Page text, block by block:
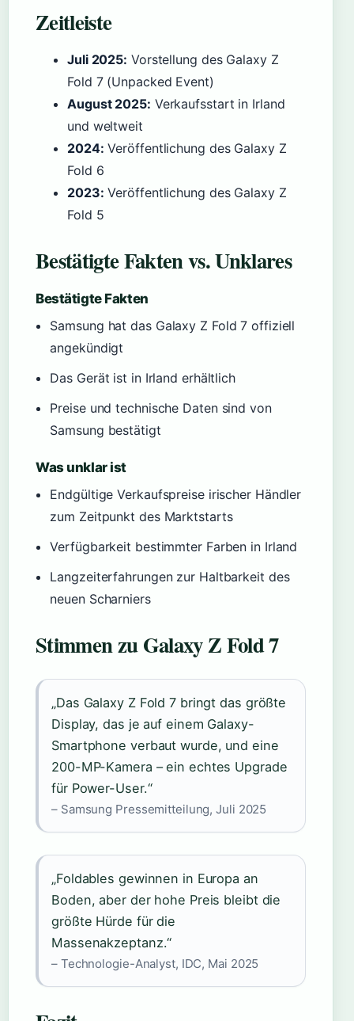
Zeitleiste
Juli 2025: Vorstellung des Galaxy Z
Fold 7 (Unpacked Event)
August 2025: Verkaufsstart in Irland
und weltweit
2024: Veröffentlichung des Galaxy Z
Fold 6
2023: Veröffentlichung des Galaxy Z
Fold 5
Bestätigte Fakten vs. Unklares
Bestätigte Fakten
Samsung hat das Galaxy Z Fold 7 offiziell
angekündigt
Das Gerät ist in Irland erhältlich
Preise und technische Daten sind von
Samsung bestätigt
Was unklar ist
Endgültige Verkaufspreise irischer Händler
zum Zeitpunkt des Marktstarts
Verfügbarkeit bestimmter Farben in Irland
Langzeiterfahrungen zur Haltbarkeit des
neuen Scharniers
Stimmen zu Galaxy Z Fold 7
„Das Galaxy Z Fold 7 bringt das größte
Display, das je auf einem Galaxy-
Smartphone verbaut wurde, und eine
200-MP-Kamera – ein echtes Upgrade
für Power-User.“
– Samsung Pressemitteilung, Juli 2025
„Foldables gewinnen in Europa an
Boden, aber der hohe Preis bleibt die
größte Hürde für die
Massenakzeptanz.“
– Technologie-Analyst, IDC, Mai 2025